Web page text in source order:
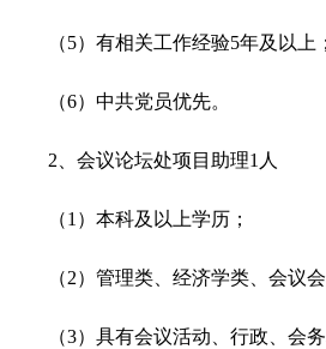
（5）有相关工作经验5年及以上；
（6）中共党员优先。
2 会议论坛处项目助理1人
（1）本科及以上学历；
（2）管理类、经济学类、会议
（3）具有会议活动、行政、会